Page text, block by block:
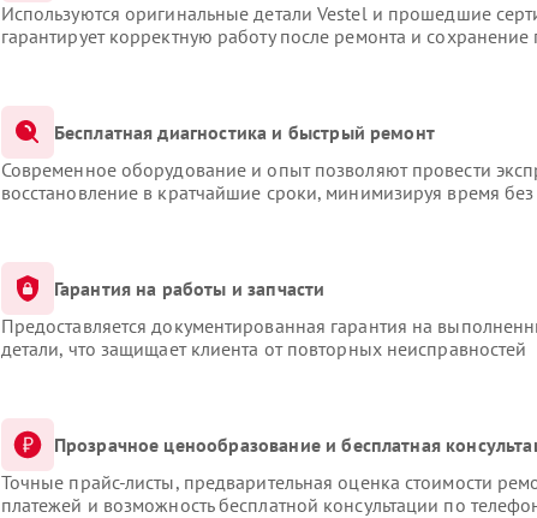
Используются оригинальные детали Vestel и прошедшие
гарантирует корректную работу после ремонта и сохранение
Бесплатная диагностика и быстрый ремонт
Современное оборудование и опыт позволяют провести
восстановление в кратчайшие сроки, минимизируя время без
Гарантия на работы и запчасти
Предоставляется документированная гарантия на
детали, что защищает клиента от повторных неисправностей
Прозрачное ценообразование и бесплатная
Точные прайс-листы, предварительная оценка стоимости
платежей и возможность бесплатной консультации по